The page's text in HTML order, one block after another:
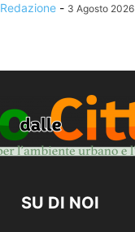
Redazione - 3 Agosto 2026
SU DI NOI